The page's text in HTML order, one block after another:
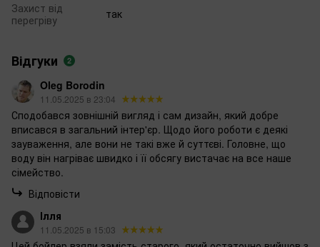
Захист від
перегріву
так
Відгуки 2
Oleg Borodin
11.05.2025 в 23:04
Сподобався зовнішній вигляд і сам дизайн, який добре
вписався в загальний інтер'єр. Щодо його роботи є деякі
зауваження, але вони не такі вже й суттєві. Головне, що
воду він нагріває швидко і її обсягу вистачає на все наше
сімейство.
Відповісти
Ілля
11.05.2025 в 15:03